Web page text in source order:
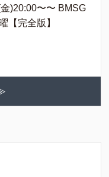
)20:00〜〜 BMSG
【完全版】